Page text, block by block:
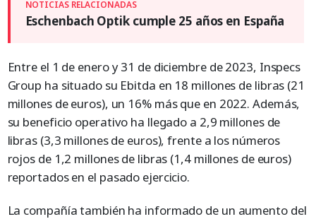
Eschenbach Optik cumple 25 años en España
Entre el 1 de enero y 31 de diciembre de 2023, Inspecs
Group ha situado su Ebitda en 18 millones de libras (21
millones de euros), un 16% más que en 2022. Además,
su beneficio operativo ha llegado a 2,9 millones de
libras (3,3 millones de euros), frente a los números
rojos de 1,2 millones de libras (1,4 millones de euros)
reportados en el pasado ejercicio.
La compañía también ha informado de un aumento del